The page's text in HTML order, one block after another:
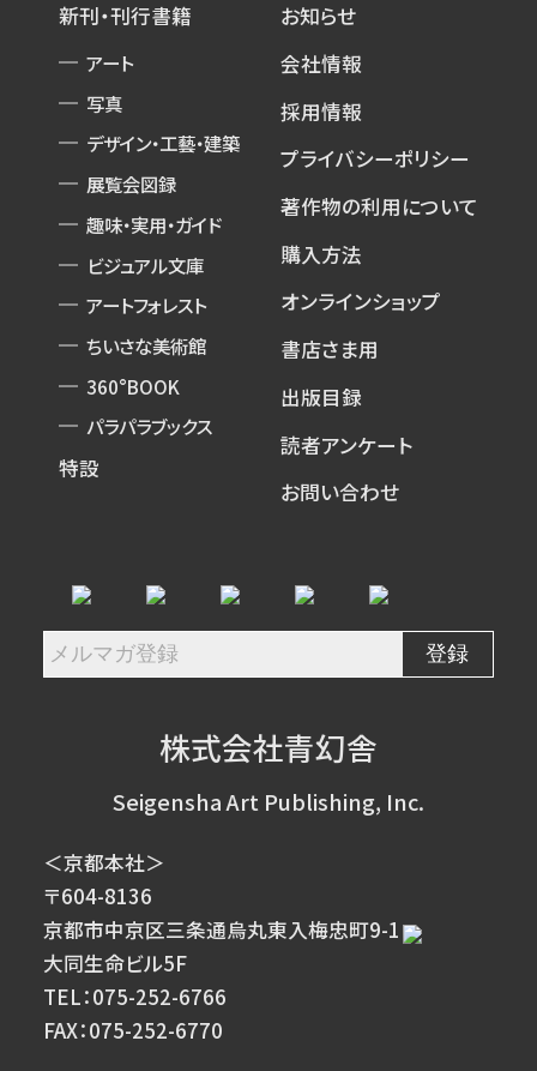
新刊・刊行書籍
アート
写真
デザイン・工藝・建築
展覧会図録
趣味・実用・ガイド
ビジュアル文庫
アートフォレスト
ちいさな美術館
360°BOOK
パラパラブックス
特設
お知らせ
会社情報
採用情報
プライバシーポリシー
著作物の利用について
購入方法
オンラインショップ
書店さま用
出版目録
読者アンケート
お問い合わせ
株式会社青幻舎
Seigensha Art Publishing, Inc.
＜京都本社＞
〒604-8136
京都市中京区三条通烏丸東入梅忠町9-1
大同生命ビル5F
TEL：075-252-6766
FAX：075-252-6770